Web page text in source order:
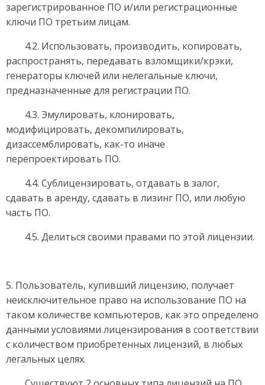
зарегистрированное ПО и/или регистрационные
ключи ПО третьим лицам.
4.2. Использовать, производить, копировать,
распространять, передавать взломщики/крэки,
генераторы ключей или нелегальные ключи,
предназначенные для регистрации ПО.
4.3. Эмулировать, клонировать,
модифицировать, декомпилировать,
дизассемблировать, как-то иначе
перепроектировать ПО.
4.4. Сублицензировать, отдавать в залог,
сдавать в аренду, сдавать в лизинг ПО, или любую
часть ПО.
4.5. Делиться своими правами по этой лицензии.
5. Пользователь, купивший лицензию, получает
неисключительное право на использование ПО на
таком количестве компьютеров, как это определено
данными условиями лицензирования в соответствии
с количеством приобретенных лицензий, в любых
легальных целях.